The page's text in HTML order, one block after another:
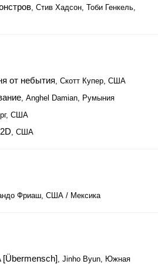
, Стив Хадсон, Тоби Генкель,
от небытия, Скотт Купер, США
, Anghel Damian, Румыния
США
, США
Фриаш, США / Мексика
, Jinho Byun, Южная